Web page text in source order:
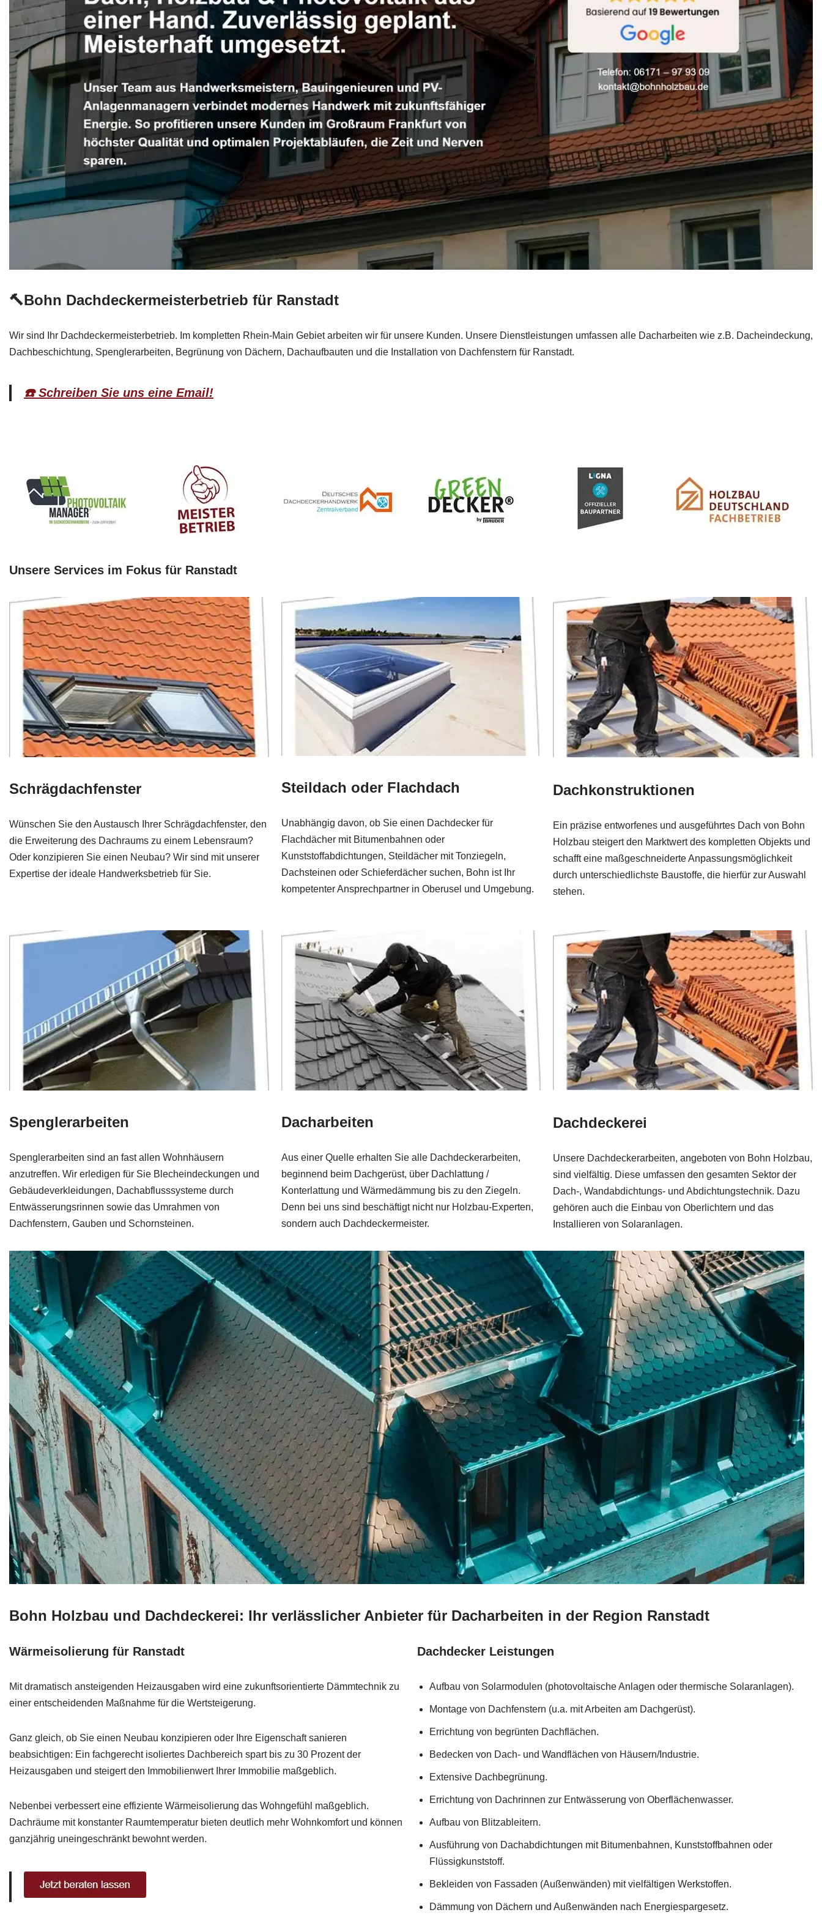
🔨Bohn Dachdeckermeisterbetrieb für Ranstadt
Wir sind Ihr Dachdeckermeisterbetrieb. Im kompletten Rhein-Main Gebiet arbeiten wir für unsere Kunden. Unsere Dienstleistungen umfassen alle Dacharbeiten wie z.B. Dacheindeckung,
Dachbeschichtung, Spenglerarbeiten, Begrünung von Dächern, Dachaufbauten und die Installation von Dachfenstern für Ranstadt.
☎️ Schreiben Sie uns eine Email!
Unsere Services im Fokus für Ranstadt
Schrägdachfenster
Wünschen Sie den Austausch Ihrer Schrägdachfenster, den
die Erweiterung des Dachraums zu einem Lebensraum?
Oder konzipieren Sie einen Neubau? Wir sind mit unserer
Expertise der ideale Handwerksbetrieb für Sie.
Steildach oder Flachdach
Unabhängig davon, ob Sie einen Dachdecker für
Flachdächer mit Bitumenbahnen oder
Kunststoffabdichtungen, Steildächer mit Tonziegeln,
Dachsteinen oder Schieferdächer suchen, Bohn ist Ihr
kompetenter Ansprechpartner in Oberusel und Umgebung.
Dachkonstruktionen
Ein präzise entworfenes und ausgeführtes Dach von Bohn
Holzbau steigert den Marktwert des kompletten Objekts und
schafft eine maßgeschneiderte Anpassungsmöglichkeit
durch unterschiedlichste Baustoffe, die hierfür zur Auswahl
stehen.
Spenglerarbeiten
Spenglerarbeiten sind an fast allen Wohnhäusern
anzutreffen. Wir erledigen für Sie Blecheindeckungen und
Gebäudeverkleidungen, Dachabflusssysteme durch
Entwässerungsrinnen sowie das Umrahmen von
Dachfenstern, Gauben und Schornsteinen.
Dacharbeiten
Aus einer Quelle erhalten Sie alle Dachdeckerarbeiten,
beginnend beim Dachgerüst, über Dachlattung /
Konterlattung und Wärmedämmung bis zu den Ziegeln.
Denn bei uns sind beschäftigt nicht nur Holzbau-Experten,
sondern auch Dachdeckermeister.
Dachdeckerei
Unsere Dachdeckerarbeiten, angeboten von Bohn Holzbau,
sind vielfältig. Diese umfassen den gesamten Sektor der
Dach-, Wandabdichtungs- und Abdichtungstechnik. Dazu
gehören auch die Einbau von Oberlichtern und das
Installieren von Solaranlagen.
Bohn Holzbau und Dachdeckerei: Ihr verlässlicher Anbieter für Dacharbeiten in der Region Ranstadt
Wärmeisolierung für Ranstadt
Mit dramatisch ansteigenden Heizausgaben wird eine zukunftsorientierte Dämmtechnik zu
einer entscheidenden Maßnahme für die Wertsteigerung.
Ganz gleich, ob Sie einen Neubau konzipieren oder Ihre Eigenschaft sanieren
beabsichtigen: Ein fachgerecht isoliertes Dachbereich spart bis zu 30 Prozent der
Heizausgaben und steigert den Immobilienwert Ihrer Immobilie maßgeblich.
Nebenbei verbessert eine effiziente Wärmeisolierung das Wohngefühl maßgeblich.
Dachräume mit konstanter Raumtemperatur bieten deutlich mehr Wohnkomfort und können
ganzjährig uneingeschränkt bewohnt werden.
Dachdecker Leistungen
Aufbau von Solarmodulen (photovoltaische Anlagen oder thermische Solaranlagen).
Montage von Dachfenstern (u.a. mit Arbeiten am Dachgerüst).
Errichtung von begrünten Dachflächen.
Bedecken von Dach- und Wandflächen von Häusern/Industrie.
Extensive Dachbegrünung.
Errichtung von Dachrinnen zur Entwässerung von Oberflächenwasser.
Aufbau von Blitzableitern.
Ausführung von Dachabdichtungen mit Bitumenbahnen, Kunststoffbahnen oder
Flüssigkunststoff.
Bekleiden von Fassaden (Außenwänden) mit vielfältigen Werkstoffen.
Dämmung von Dächern und Außenwänden nach Energiespargesetz.